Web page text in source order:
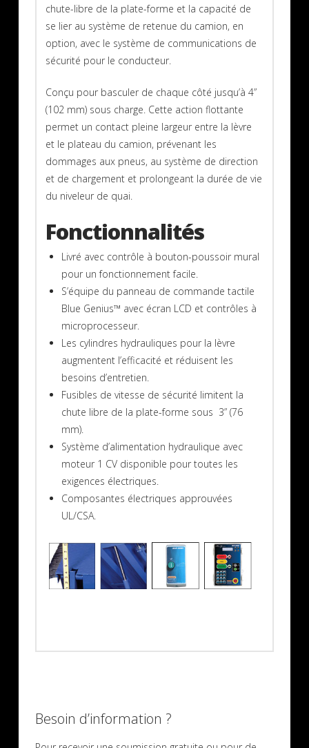
chute-libre de la plate-forme et la capacité de
se lier au système de retenue du camion, en
option, avec le système de communications de
sécurité pour le conducteur.
Conçu pour basculer de chaque côté jusqu’à 4”
(102 mm) sous charge. Cette action flottante
permet un contact pleine largeur entre la lèvre
et le plateau du camion, prévenant les
dommages aux pneus, au système de direction
et de chargement et prolongeant la durée de vie
du niveleur de quai.
Fonctionnalités
Livré avec contrôle à bouton-poussoir mural
pour un fonctionnement facile.
S’équipe du panneau de commande tactile
Blue Genius™ avec écran LCD et contrôles à
microprocesseur.
Les cylindres hydrauliques pour la lèvre
augmentent l’efficacité et réduisent les
besoins d’entretien.
Fusibles de vitesse de sécurité limitent la
chute libre de la plate-forme sous 3” (76
mm).
Système d’alimentation hydraulique avec
moteur 1 CV disponible pour toutes les
exigences électriques.
Composantes électriques approuvées
UL/CSA.
Besoin d’information ?